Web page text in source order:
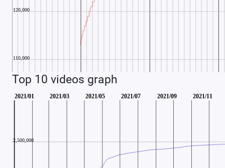
Top 10 videos graph